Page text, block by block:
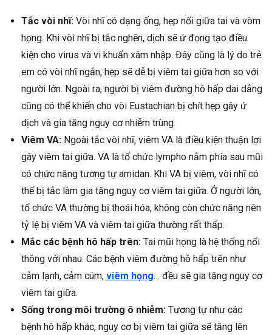
Tắc vòi nhĩ: Vòi nhĩ có dạng ống, hẹp nối giữa tai và vòm
họng. Khi vòi nhĩ bị tắc nghẽn, dịch sẽ ứ đọng tạo điều
kiện cho virus và vi khuẩn xâm nhập. Đây cũng là lý do trẻ
em có vòi nhĩ ngắn, hẹp sẽ dễ bị viêm tai giữa hơn so với
người lớn. Ngoài ra, người bị viêm đường hô hấp dai dẳng
cũng có thể khiến cho vòi Eustachian bị chít hẹp gây ứ
dịch và gia tăng nguy cơ nhiễm trùng.
Viêm VA: Ngoài tắc vòi nhĩ, viêm VA là điều kiện thuận lợi
gây viêm tai giữa. VA là tổ chức lympho nằm phía sau mũi
có chức năng tương tự amidan. Khi VA bị viêm, vòi nhĩ có
thể bị tắc làm gia tăng nguy cơ viêm tai giữa. Ở người lớn,
tổ chức VA thường bị thoái hóa, không còn chức năng nên
tỷ lệ bị viêm VA và viêm tai giữa thường rất thấp.
Mắc các bệnh hô hấp trên: Tai mũi họng là hệ thống nối
thông với nhau. Các bệnh viêm đường hô hấp trên như
cảm lạnh, cảm cúm, viêm họng… đều sẽ gia tăng nguy cơ
viêm tai giữa.
Sống trong môi trường ô nhiễm: Tương tự như các
bệnh hô hấp khác, nguy cơ bị viêm tai giữa sẽ tăng lên